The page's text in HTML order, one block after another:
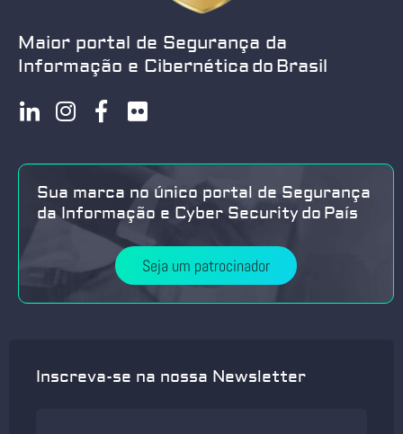
Maior portal de Segurança da
Informação e Cibernética do Brasil
Sua marca no único portal de Segurança
da Informação e Cyber Security do País
Seja um patrocinador
Inscreva-se na nossa Newsletter